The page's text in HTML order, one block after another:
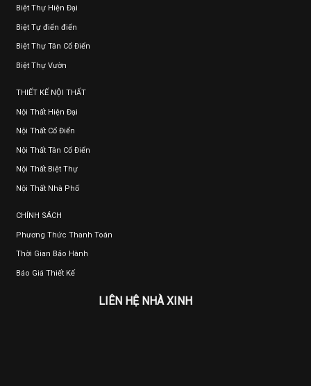
Biệt Thự Hiện Đại
Biệt Tự điển điển
Biệt Thự Tân Cổ Điển
Biệt Thự Vườn
THIẾT KẾ NỘI THẤT
Nội Thất Hiện Đại
Nội Thất Cổ Điển
Nội Thất Tân Cổ Điển
Nội Thất Biệt Thự
Nội Thất Nhà Phố
CHÍNH SÁCH
Phương Thức Thanh Toán
Thời Gian Bảo Hành
Báo Giá Thiết Kế
LIÊN HỆ NHÀ XINH